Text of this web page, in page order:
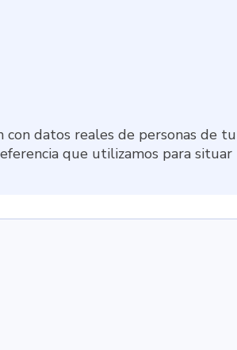
datos reales de personas de tu
que utilizamos para